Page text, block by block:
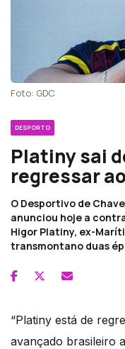
Foto: GDC
DESPORTO
Platiny sai
regressar
O Desportivo de
anunciou hoje a
Higor Platiny, ex-
transmontano duas
“Platiny está de
avançado brasileiro